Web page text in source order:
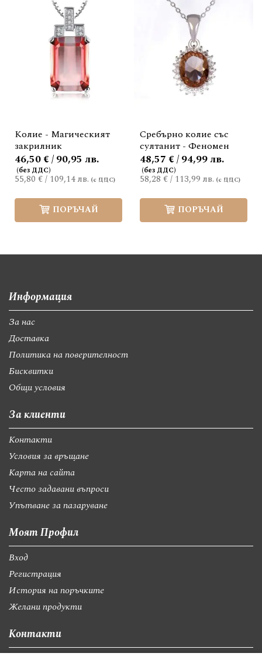
Колие - Магическият
закрилник
55,80 €/ 109,14 лв.
46,50 € / 90,95 лв.
ПОРЪЧАЙ
Сребърно колие със
султанит - Феномен
58,28 €/ 113,99 лв.
48,57 € / 94,99 лв.
ПОРЪЧАЙ
Информация
За нас
Доставка
Политика на поверителност
Бисквитки
Общи условия
За клиенти
Контакти
Условия за връщане
Карта на сайта
Често задавани въпроси
Упътване за пазаруване
Моят Профил
Вход
Регистрация
История на поръчките
Желани продукти
Контакти